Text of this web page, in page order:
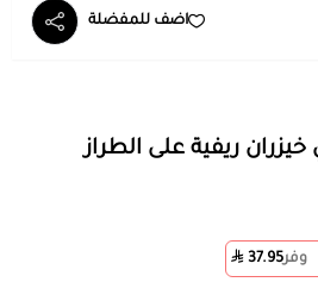
اضف للمفضلة
ريفية على الطراز
وفر37.95